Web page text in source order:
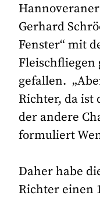
Gerhard
Fenster“ mit
Fleischfliegen
gefallen.
Richter, da ist
der andere
formuliert
Daher habe
Richter einen